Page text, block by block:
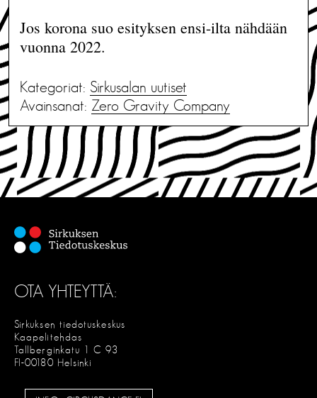
Jos korona suo esityksen ensi-ilta nähdään
vuonna 2022.
Kategoriat: Sirkusalan uutiset
Avainsanat: Zero Gravity Company
OTA YHTEYTTÄ:
Sirkuksen tiedotuskeskus
Kaapelitehdas
Tallberginkatu 1 C 93
FI-00180 Helsinki